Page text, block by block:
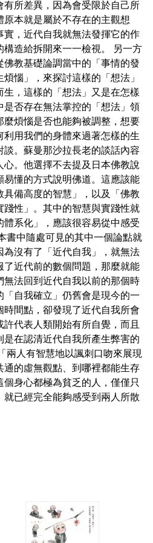
所差異，因為會受限於自己所
本就是屬於不存在的主觀想
，近代自我就無法發揮它的作
構造給拆開來一一檢視。 另一方
教基礎論調當中的「事情的發
惱」，來探討這樣的「想法」
，這樣的「想法」又是在怎樣
是否存在無法掌控的「想法」領
煩惱是否也能夠被調整，想要
用我們的身體來過著怎樣的生
。蘇曼那沙拉長老的談話內容
。他選擇不去提及日本佛教說
懂的方式說明佛道。這應該能
備高度的智慧」，以及「佛教
性」。其中的智慧與實踐性就
系化」，應該很容易從中感受
書中隨處可見的其中一個論點就
為沒有了「近代自我」，就無法
近代前的數個問題，那麼就能
法回到近代自我以前的那個時
自我確立」仍舊會是現今的一
間點，卻發現了近代自我所會
代表人類開始有所自覺，而且
在認清近代自我所產生弊害的
兩人有智慧地以諷刺口吻來展現
通的虛無觀點、到哪裡都能生存
身心都極為貧乏的人，僅僅只
已經完全能夠感受到兩人所散